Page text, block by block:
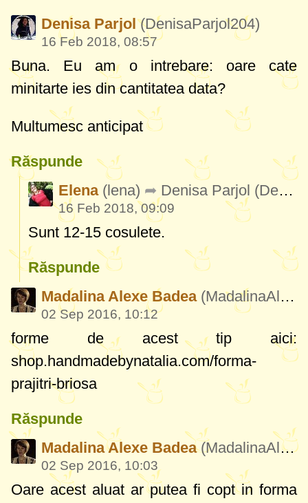
Denisa Parjol(DenisaParjol204)
16 Feb 2018, 08:57
Buna. Eu am o intrebare: oare cate
minitarte ies din cantitatea data?
Multumesc anticipat
Răspunde
Elena (lena) Denisa Parjol (DenisaParjol204)
16 Feb 2018, 09:09
Sunt 12-15 cosulete.
Răspunde
Madalina Alexe Badea (MadalinaAlexeBadea424)
02 Sep 2016, 10:12
forme de acest tip aici:
shop.handmadebynatalia.com/forma-
prajitri-briosa
Răspunde
Madalina Alexe Badea(MadalinaAlexeBadea424)
02 Sep 2016, 10:03
Oare acest aluat ar putea fi copt in forma